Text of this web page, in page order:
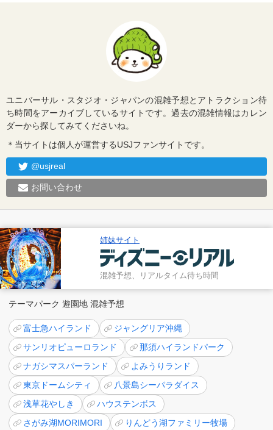
ユニバーサル・スタジオ・ジャパンの混雑予想とアトラクション待
ち時間をアーカイブしているサイトです。過去の混雑情報はカレン
ダーから探してみてくださいね。
＊当サイトは個人が運営するUSJファンサイトです。
@usjreal
お問い合わせ
姉妹サイト
混雑予想、リアルタイム待ち時間
テーマパーク 遊園地 混雑予想
富士急ハイランド
ジャングリア沖縄
サンリオピューロランド
那須ハイランドパーク
ナガシマスパーランド
よみうりランド
東京ドームシティ
八景島シーパラダイス
浅草花やしき
ハウステンボス
さがみ湖MORIMORI
りんどう湖ファミリー牧場